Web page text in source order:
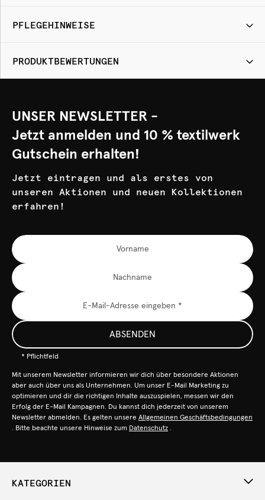
PFLEGEHINWEISE
PRODUKTBEWERTUNGEN
UNSER NEWSLETTER -
Jetzt anmelden und 10 % textilwerk
Gutschein erhalten!
Jetzt eintragen und als erstes von
unseren Aktionen und neuen Kollektionen
erfahren!
ABSENDEN
* Pflichtfeld
Mit unserem Newsletter informieren wir dich über besondere Aktionen
aber auch über uns als Unternehmen. Um unser E-Mail Marketing zu
optimieren und dir die richtigen Inhalte auszuspielen, messen wir den
Erfolg der E-Mail Kampagnen. Du kannst dich jederzeit von unserem
Newsletter abmelden. Es gelten unsere Allgemeinen Geschäftsbedingungen
. Bitte beachte unsere Hinweise zum Datenschutz .
KATEGORIEN